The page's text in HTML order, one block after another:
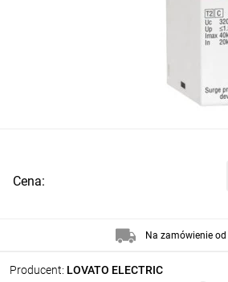
Producent: LOVATO ELECTRIC
Cena:
Na zamówienie od